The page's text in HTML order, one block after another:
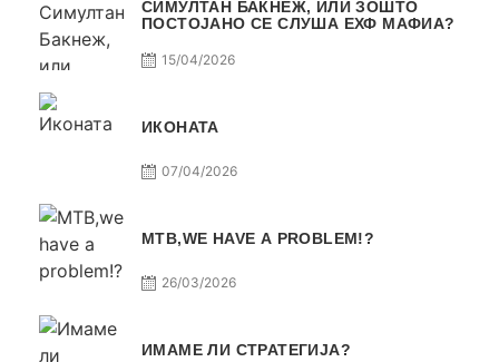
СИМУЛТАН БАКНЕЖ, ИЛИ ЗОШТО
ПОСТОЈАНО СЕ СЛУША ЕХФ МАФИА?
15/04/2026
ИКОНАТА
07/04/2026
МТВ,WE HAVE A PROBLEM!?
26/03/2026
ИМАМЕ ЛИ СТРАТЕГИЈА?